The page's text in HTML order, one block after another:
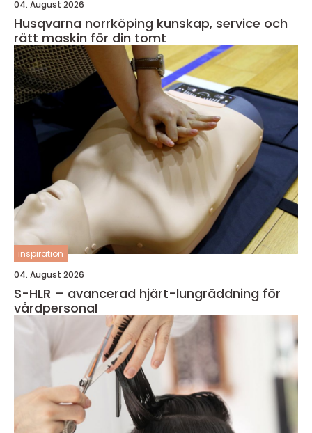
04. August 2026
Husqvarna norrköping kunskap, service och
rätt maskin för din tomt
inspiration
04. August 2026
S-HLR – avancerad hjärt-lungräddning för
vårdpersonal